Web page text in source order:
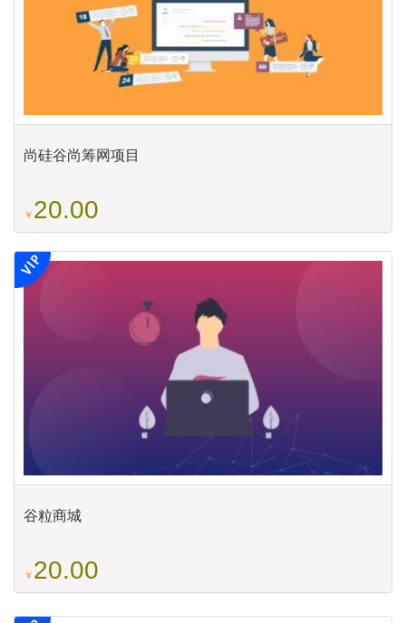
尚硅谷尚筹网项目
￥20.00
谷粒商城
￥20.00